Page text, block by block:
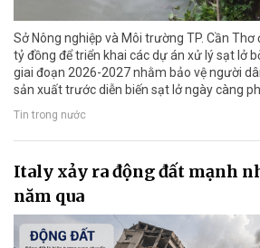
Sở Nông nghiệp và Môi trường TP. Cần
tỷ đồng để triển khai các dự án xử lý sạt lở
giai đoạn 2026-2027 nhằm bảo vệ người
sản xuất trước diễn biến sạt lở ngày càng
Tin trong nước
Italy xảy ra động đất mạnh
năm qua